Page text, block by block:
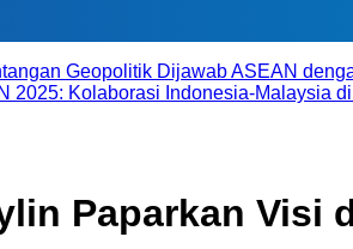
Geopolitik Dijawab ASEAN
2025: Kolaborasi Indonesia-Malaysia
Paparkan Visi